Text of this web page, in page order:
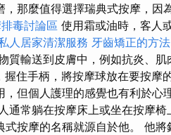
那麼值得選擇瑞典式按摩，因
毒討論區 使用霜或油時，客人
人居家清潔服務 牙齒矯正的方法
質輸送到皮膚中，例如抗炎、肌
住手柄，將按摩球放在要按摩
但個人護理的感覺也有利於心
通常躺在按摩床上或坐在按摩
按摩的名稱就源自於他。 他